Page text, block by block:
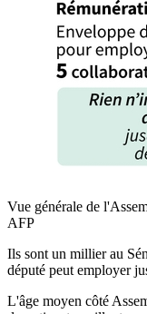
Vue générale de
AFP
Ils sont un millier au
député peut employer
L'âge moyen côté